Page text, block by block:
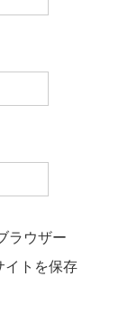
ラウザー
イトを保存